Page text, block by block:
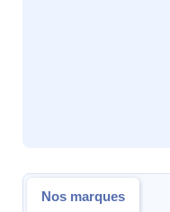
Nos marques